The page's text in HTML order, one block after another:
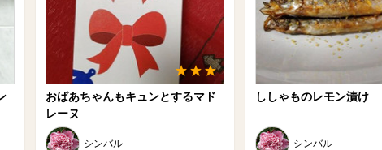
おばあちゃんもキュンとするマド
レーヌ
シンバル
ししゃものレモン漬け
シンバル